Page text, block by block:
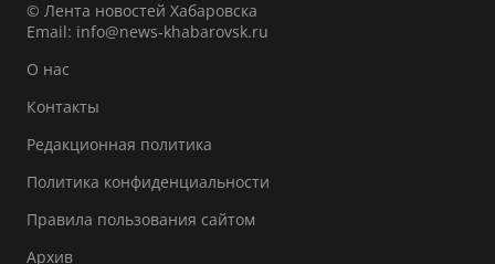
© Лента новостей Хабаровска
Email: info@news-khabarovsk.ru
О нас
Контакты
Редакционная политика
Политика конфиденциальности
Правила пользования сайтом
Архив